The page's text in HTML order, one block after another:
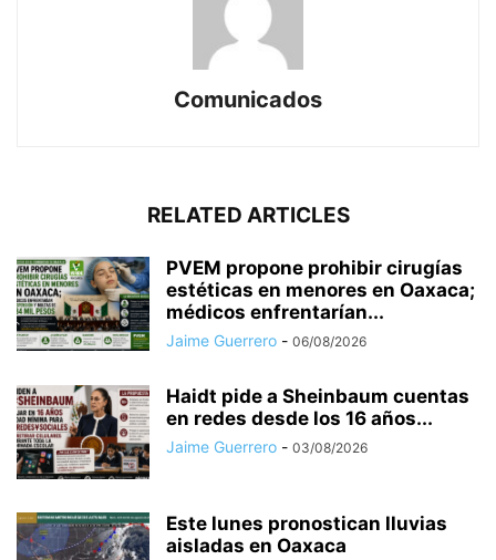
Comunicados
RELATED ARTICLES
PVEM propone prohibir cirugías
estéticas en menores en Oaxaca;
médicos enfrentarían...
Jaime Guerrero - 06/08/2026
Haidt pide a Sheinbaum cuentas
en redes desde los 16 años...
Jaime Guerrero - 03/08/2026
Este lunes pronostican lluvias
aisladas en Oaxaca